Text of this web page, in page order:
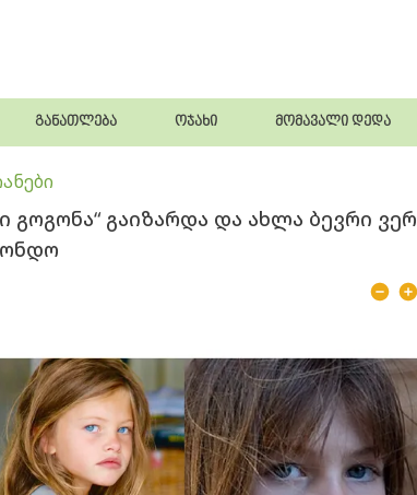
განათლება ოჯახი მომავალი დედა
გაიზარდა და ახლა ბევრი ვერ